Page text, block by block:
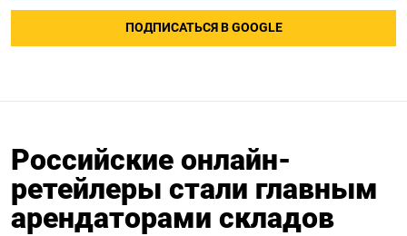
ПОДПИСАТЬСЯ В GOOGLE
Российские онлайн-
ретейлеры стали главным
арендаторами складов